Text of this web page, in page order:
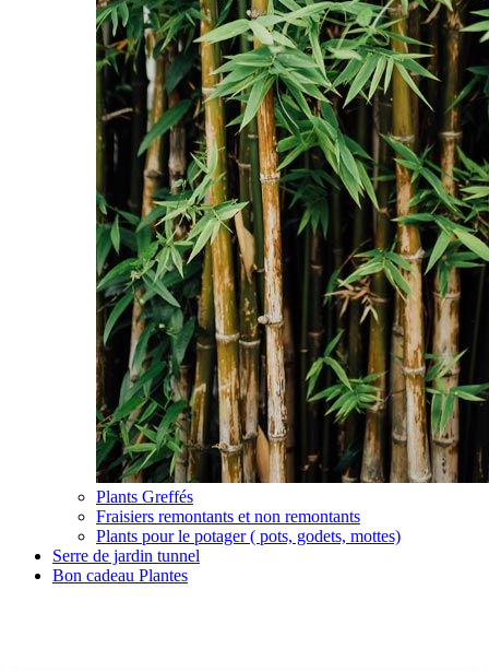
Plants Greffés
Fraisiers remontants et non remontants
Plants pour le potager ( pots, godets, mottes)
Serre de jardin tunnel
Bon cadeau Plantes